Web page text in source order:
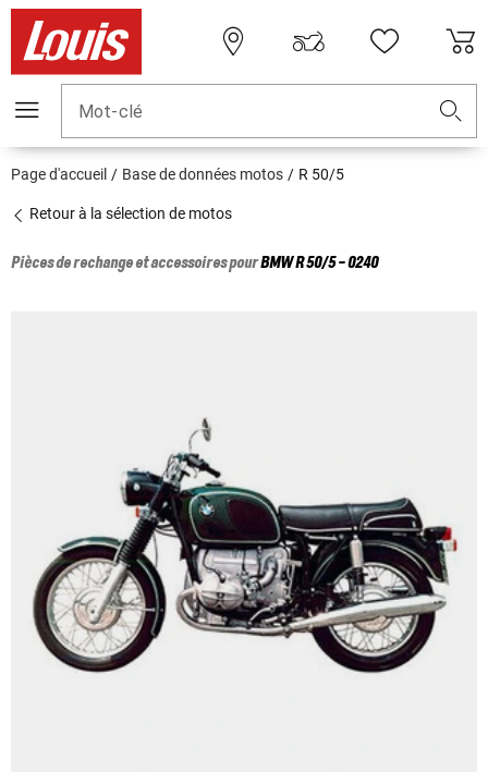
Mot-clé
Page d'accueil Base de données motos R 50/5
Retour à la sélection de motos
Pièces de rechange et accessoires pourBMWR 50/5 - 0240